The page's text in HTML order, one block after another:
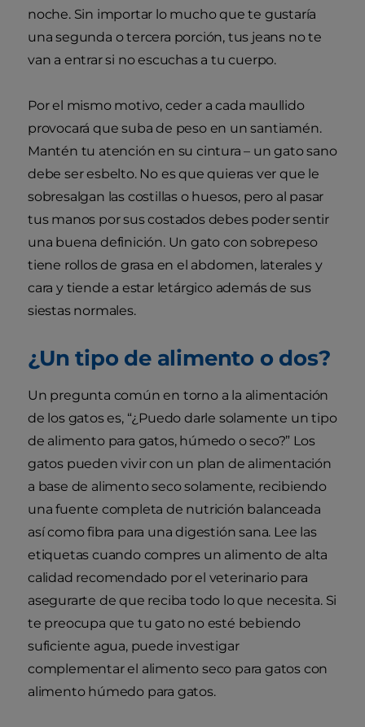
noche. Sin importar lo mucho que te gustaría
una segunda o tercera porción, tus jeans no te
van a entrar si no escuchas a tu cuerpo.
Por el mismo motivo, ceder a cada maullido
provocará que suba de peso en un santiamén.
Mantén tu atención en su cintura – un gato sano
debe ser esbelto. No es que quieras ver que le
sobresalgan las costillas o huesos, pero al pasar
tus manos por sus costados debes poder sentir
una buena definición. Un gato con sobrepeso
tiene rollos de grasa en el abdomen, laterales y
cara y tiende a estar letárgico además de sus
siestas normales.
¿Un tipo de alimento o dos?
Un pregunta común en torno a la alimentación
de los gatos es, “¿Puedo darle solamente un tipo
de alimento para gatos, húmedo o seco?” Los
gatos pueden vivir con un plan de alimentación
a base de alimento seco solamente, recibiendo
una fuente completa de nutrición balanceada
así como fibra para una digestión sana. Lee las
etiquetas cuando compres un alimento de alta
calidad recomendado por el veterinario para
asegurarte de que reciba todo lo que necesita. Si
te preocupa que tu gato no esté bebiendo
suficiente agua, puede investigar
complementar el alimento seco para gatos con
alimento húmedo para gatos.